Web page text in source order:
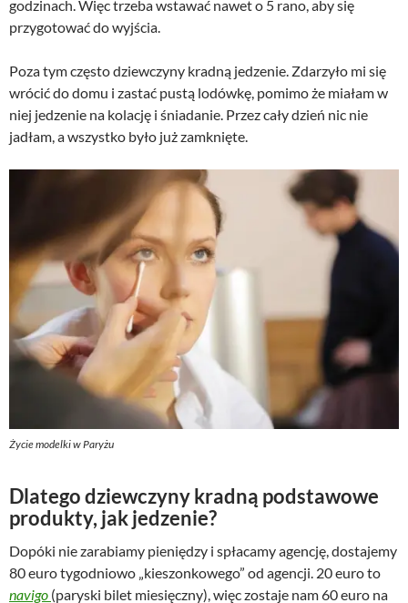
godzinach. Więc trzeba wstawać nawet o 5 rano, aby się
przygotować do wyjścia.
Poza tym często dziewczyny kradną jedzenie. Zdarzyło mi się
wrócić do domu i zastać pustą lodówkę, pomimo że miałam w
niej jedzenie na kolację i śniadanie. Przez cały dzień nic nie
jadłam, a wszystko było już zamknięte.
Życie modelki w Paryżu
Dlatego dziewczyny kradną podstawowe
produkty, jak jedzenie?
Dopóki nie zarabiamy pieniędzy i spłacamy agencję, dostajemy
80 euro tygodniowo „kieszonkowego” od agencji. 20 euro to
navigo (paryski bilet miesięczny), więc zostaje nam 60 euro na